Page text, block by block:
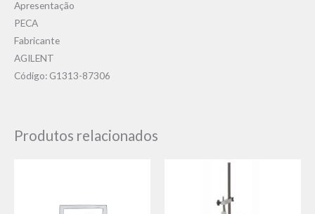
Apresentação
PECA
Fabricante
AGILENT
Código: G1313-87306
Produtos relacionados